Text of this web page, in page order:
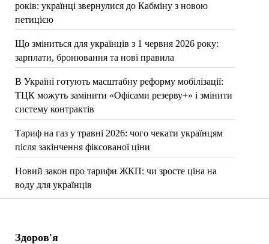
років: українці звернулися до Кабміну з новою
петицією
Що зміниться для українців з 1 червня 2026 року:
зарплати, бронювання та нові правила
В Україні готують масштабну реформу мобілізації:
ТЦК можуть замінити «Офісами резерву+» і змінити
систему контрактів
Тариф на газ у травні 2026: чого чекати українцям
після закінчення фіксованої ціни
Новий закон про тарифи ЖКП: чи зросте ціна на
воду для українців
Здоров'я